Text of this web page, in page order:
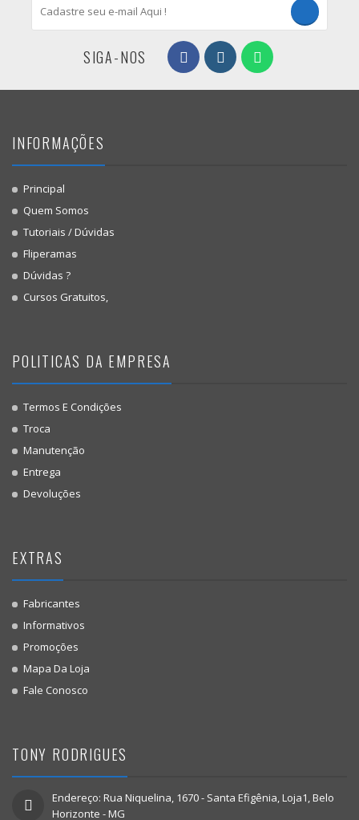
SIGA-NOS
INFORMAÇÕES
Principal
Quem Somos
Tutoriais / Dúvidas
Fliperamas
Dúvidas ?
Cursos Gratuitos,
POLITICAS DA EMPRESA
Termos E Condições
Troca
Manutenção
Entrega
Devoluções
EXTRAS
Fabricantes
Informativos
Promoções
Mapa Da Loja
Fale Conosco
TONY RODRIGUES
Endereço: Rua Niquelina, 1670 - Santa Efigênia, Loja1, Belo
Horizonte - MG